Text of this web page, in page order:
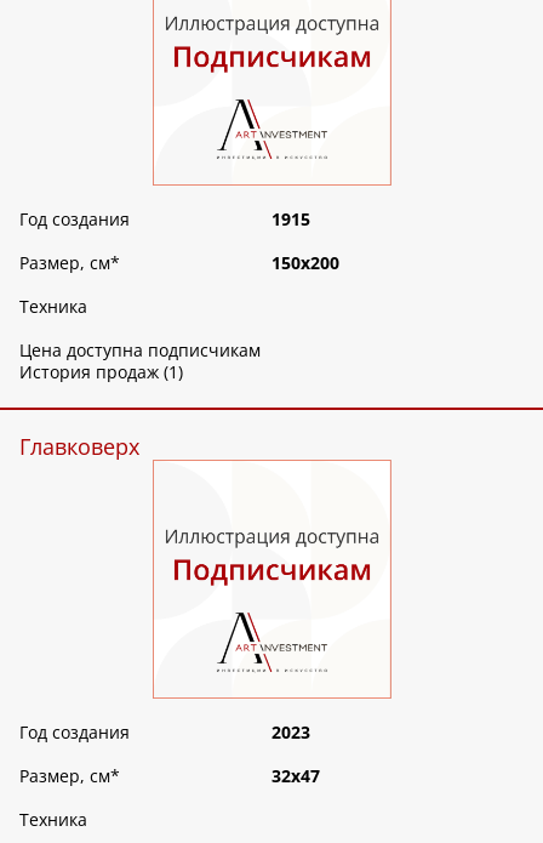
Год создания
1915
Размер, см*
150х200
Техника
Цена доступна подписчикам
История продаж (1)
Главковерх
Год создания
2023
Размер, см*
32х47
Техника